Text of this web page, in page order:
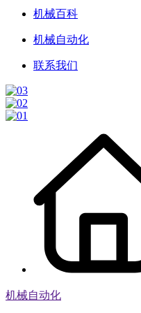
机械百科
机械自动化
联系我们
机械自动化